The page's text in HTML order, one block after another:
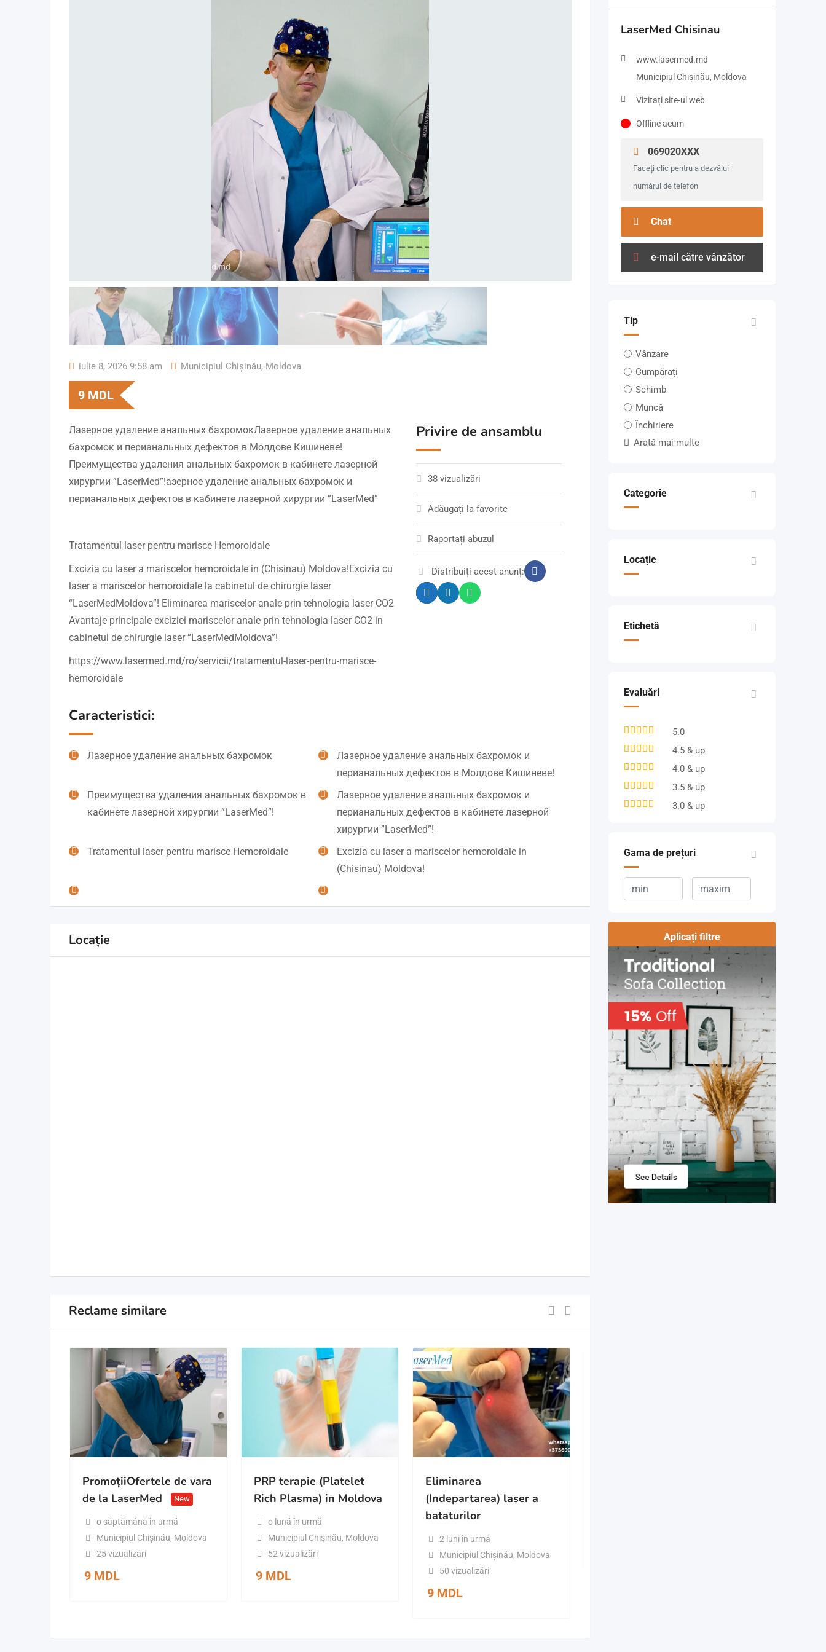
iulie 8, 2026 9:58 am Municipiul Chișinău, Moldova
9 MDL
Лазерное удаление анальных бахромокЛазерное удаление анальных
бахромок и перианальных дефектов в Молдове Кишиневе!
Преимущества удаления анальных бахромок в кабинете лазерной
хирургии ”LaserMed”!азерное удаление анальных бахромок и
перианальных дефектов в кабинете лазерной хирургии ”LaserMed”
Tratamentul laser pentru marisce Hemoroidale
Excizia cu laser a mariscelor hemoroidale in (Chisinau) Moldova!Excizia cu
laser a mariscelor hemoroidale la cabinetul de chirurgie laser
“LaserMedMoldova”! Eliminarea mariscelor anale prin tehnologia laser CO2
Avantaje principale exciziei mariscelor anale prin tehnologia laser CO2 in
cabinetul de chirurgie laser “LaserMedMoldova”!
https://www.lasermed.md/ro/servicii/tratamentul-laser-pentru-marisce-
hemoroidale
Privire de ansamblu
38 vizualizări
Adăugați la favorite
Raportați abuzul
Distribuiți acest anunț:
Caracteristici:
Лазерное удаление анальных бахромок
Лазерное удаление анальных бахромок и
перианальных дефектов в Молдове Кишиневе!
Преимущества удаления анальных бахромок в
кабинете лазерной хирургии ”LaserMed”!
Лазерное удаление анальных бахромок и
перианальных дефектов в кабинете лазерной
хирургии ”LaserMed”!
Tratamentul laser pentru marisce Hemoroidale
Excizia cu laser a mariscelor hemoroidale in
(Chisinau) Moldova!
Locație
Reclame similare
PromoțiiOfertele de vara
de la LaserMed
New
o săptămână în urmă
Municipiul Chișinău, Moldova
25 vizualizări
9 MDL
PRP terapie (Platelet
Rich Plasma) in Moldova
o lună în urmă
Municipiul Chișinău, Moldova
52 vizualizări
9 MDL
Eliminarea
(Indepartarea) laser a
bataturilor
2 luni în urmă
Municipiul Chișinău, Moldova
50 vizualizări
9 MDL
LaserMed Chisinau
www.lasermed.md
Municipiul Chișinău, Moldova
Vizitați site-ul web
Offline acum
069020XXX
Faceți clic pentru a dezvălui
numărul de telefon
Chat
e-mail către vânzător
Tip
Vânzare
Cumpărați
Schimb
Muncă
Închiriere
Arată mai multe
Categorie
Locație
Etichetă
Evaluări
5.0
4.5 & up
4.0 & up
3.5 & up
3.0 & up
Gama de prețuri
Aplicați filtre